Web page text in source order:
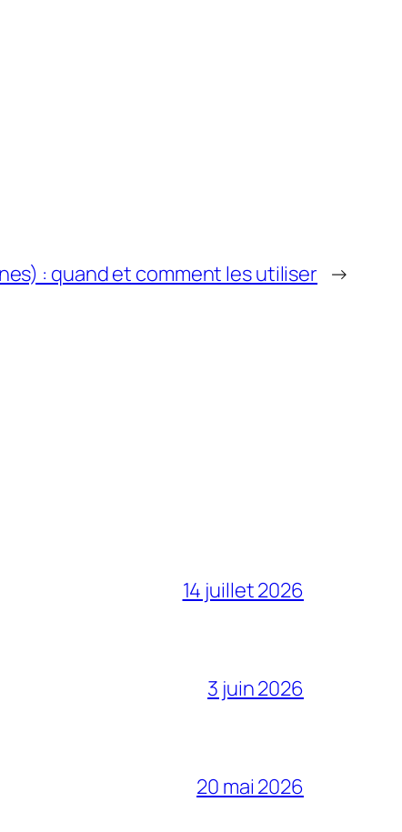
: quand et comment les utiliser →
14 juillet 2026
3 juin 2026
20 mai 2026